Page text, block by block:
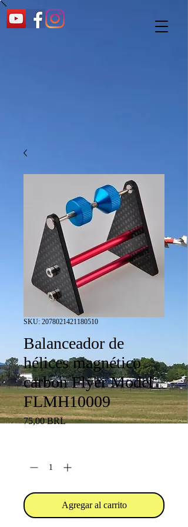
SKU: 2078021421180510
Balanceador de
hélices magnético
carbon Flyer Model
FLMH10009
75,00 BRLPrecio
Agregar al carrito